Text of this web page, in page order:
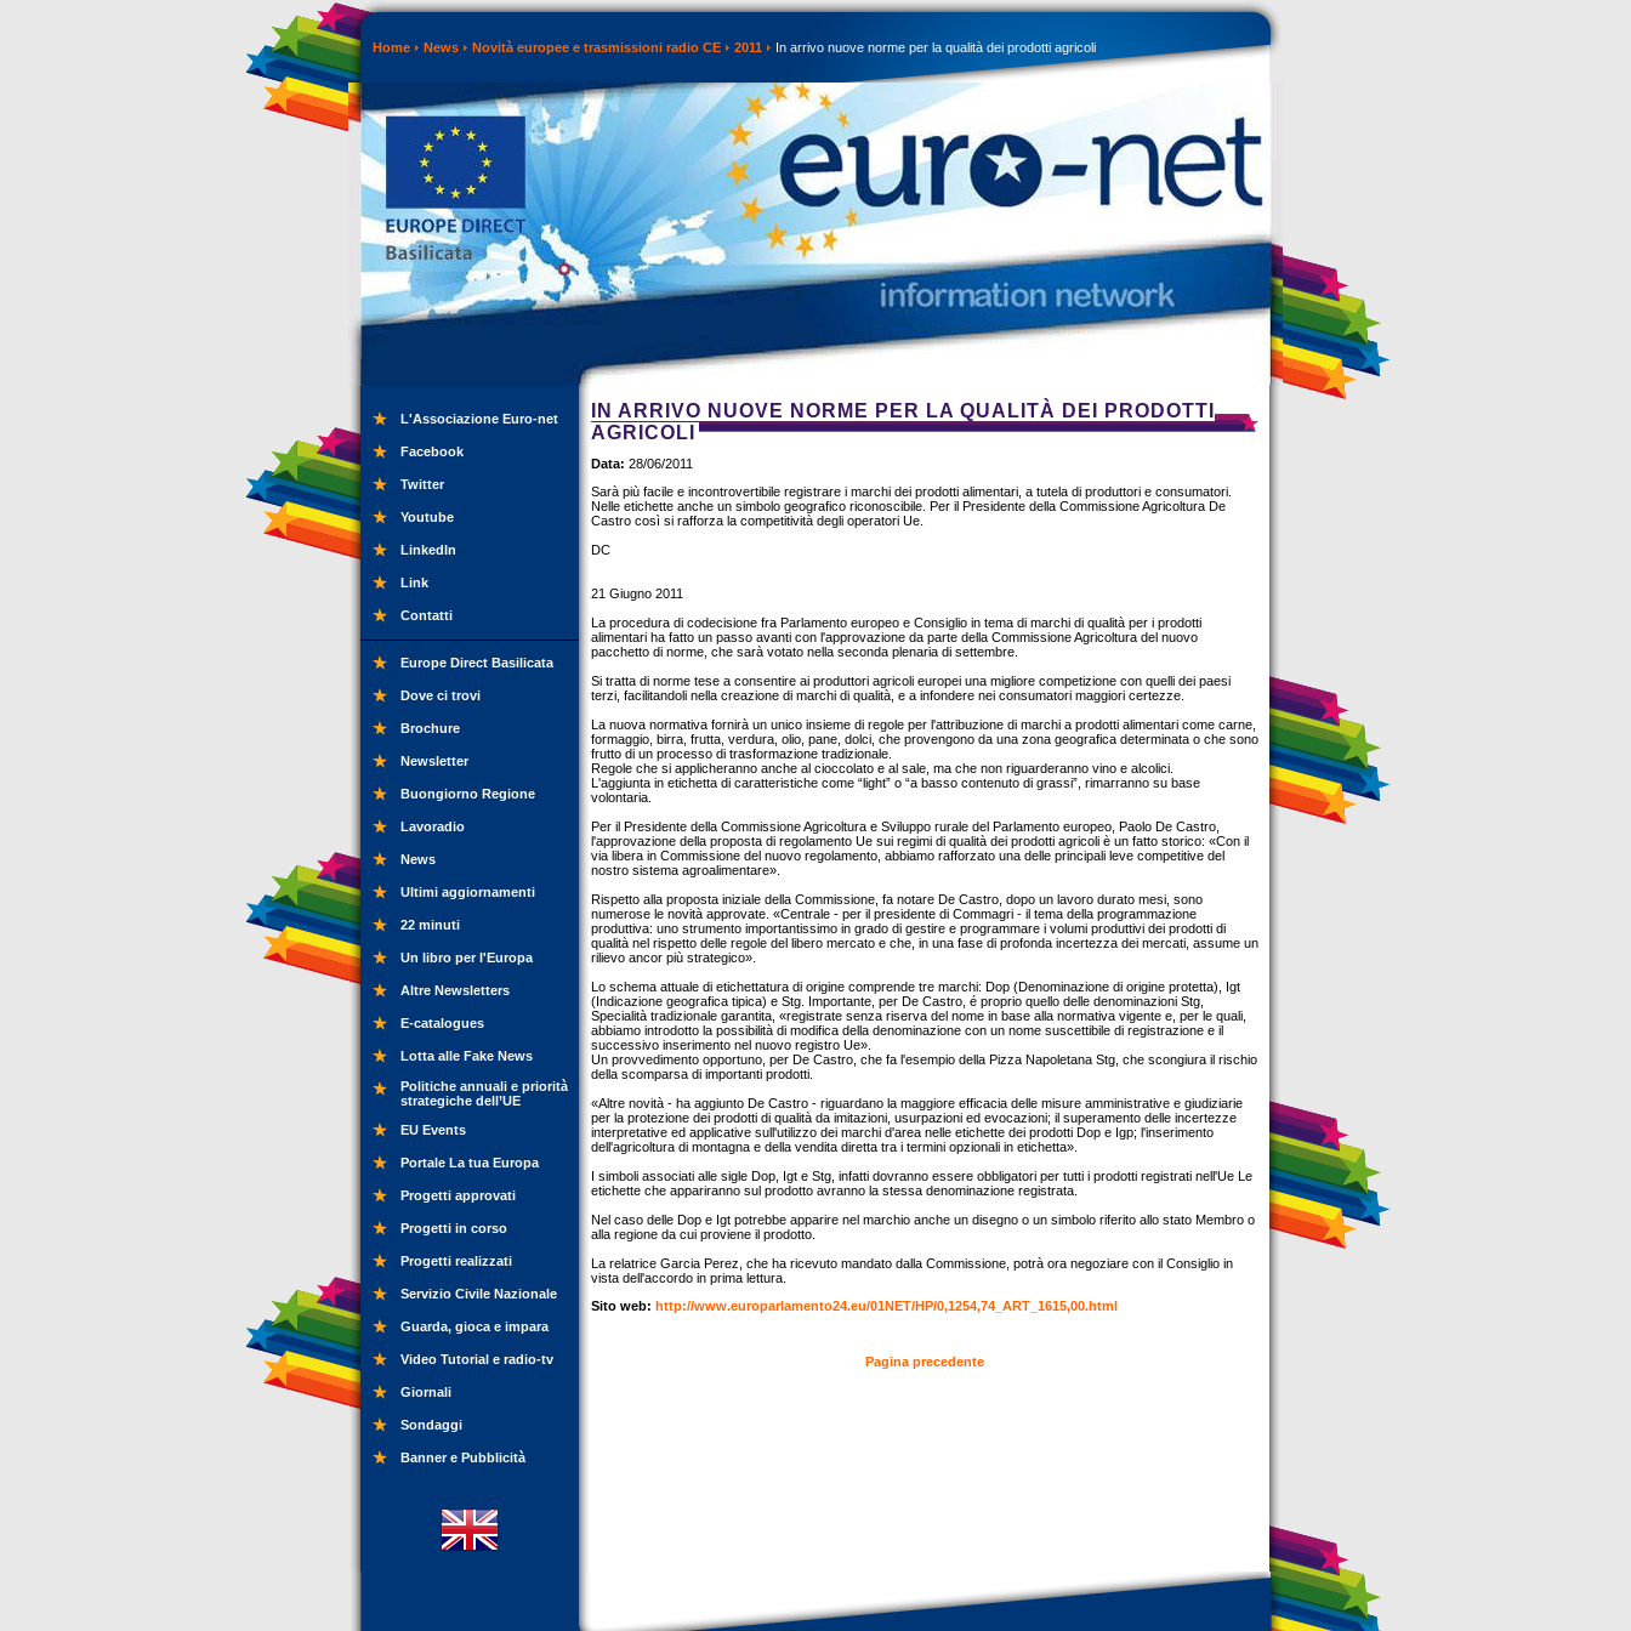
Home News Novità europee e trasmissioni radio CE 2011 In arrivo nuove norme per la qualità dei prodotti agricoli
L'Associazione Euro-net
Facebook
Twitter
Youtube
LinkedIn
Link
Contatti
Europe Direct Basilicata
Dove ci trovi
Brochure
Newsletter
Buongiorno Regione
Lavoradio
News
Ultimi aggiornamenti
22 minuti
Un libro per l'Europa
Altre Newsletters
E-catalogues
Lotta alle Fake News
Politiche annuali e priorità
strategiche dell’UE
EU Events
Portale La tua Europa
Progetti approvati
Progetti in corso
Progetti realizzati
Servizio Civile Nazionale
Guarda, gioca e impara
Video Tutorial e radio-tv
Giornali
Sondaggi
Banner e Pubblicità
IN ARRIVO NUOVE NORME PER LA QUALITÀ DEI PRODOTTI
AGRICOLI
Data: 28/06/2011
Sarà più facile e incontrovertibile registrare i marchi dei prodotti alimentari, a tutela di produttori e consumatori.
Nelle etichette anche un simbolo geografico riconoscibile. Per il Presidente della Commissione Agricoltura De
Castro così si rafforza la competitività degli operatori Ue.
DC
21 Giugno 2011
La procedura di codecisione fra Parlamento europeo e Consiglio in tema di marchi di qualità per i prodotti
alimentari ha fatto un passo avanti con l'approvazione da parte della Commissione Agricoltura del nuovo
pacchetto di norme, che sarà votato nella seconda plenaria di settembre.
Si tratta di norme tese a consentire ai produttori agricoli europei una migliore competizione con quelli dei paesi
terzi, facilitandoli nella creazione di marchi di qualità, e a infondere nei consumatori maggiori certezze.
La nuova normativa fornirà un unico insieme di regole per l'attribuzione di marchi a prodotti alimentari come carne,
formaggio, birra, frutta, verdura, olio, pane, dolci, che provengono da una zona geografica determinata o che sono
frutto di un processo di trasformazione tradizionale.
Regole che si applicheranno anche al cioccolato e al sale, ma che non riguarderanno vino e alcolici.
L'aggiunta in etichetta di caratteristiche come “light” o “a basso contenuto di grassi”, rimarranno su base
volontaria.
Per il Presidente della Commissione Agricoltura e Sviluppo rurale del Parlamento europeo, Paolo De Castro,
l'approvazione della proposta di regolamento Ue sui regimi di qualità dei prodotti agricoli è un fatto storico: «Con il
via libera in Commissione del nuovo regolamento, abbiamo rafforzato una delle principali leve competitive del
nostro sistema agroalimentare».
Rispetto alla proposta iniziale della Commissione, fa notare De Castro, dopo un lavoro durato mesi, sono
numerose le novità approvate. «Centrale - per il presidente di Commagri - il tema della programmazione
produttiva: uno strumento importantissimo in grado di gestire e programmare i volumi produttivi dei prodotti di
qualità nel rispetto delle regole del libero mercato e che, in una fase di profonda incertezza dei mercati, assume un
rilievo ancor più strategico».
Lo schema attuale di etichettatura di origine comprende tre marchi: Dop (Denominazione di origine protetta), Igt
(Indicazione geografica tipica) e Stg. Importante, per De Castro, é proprio quello delle denominazioni Stg,
Specialità tradizionale garantita, «registrate senza riserva del nome in base alla normativa vigente e, per le quali,
abbiamo introdotto la possibilità di modifica della denominazione con un nome suscettibile di registrazione e il
successivo inserimento nel nuovo registro Ue».
Un provvedimento opportuno, per De Castro, che fa l'esempio della Pizza Napoletana Stg, che scongiura il rischio
della scomparsa di importanti prodotti.
«Altre novità - ha aggiunto De Castro - riguardano la maggiore efficacia delle misure amministrative e giudiziarie
per la protezione dei prodotti di qualità da imitazioni, usurpazioni ed evocazioni; il superamento delle incertezze
interpretative ed applicative sull'utilizzo dei marchi d'area nelle etichette dei prodotti Dop e Igp; l'inserimento
dell'agricoltura di montagna e della vendita diretta tra i termini opzionali in etichetta».
I simboli associati alle sigle Dop, Igt e Stg, infatti dovranno essere obbligatori per tutti i prodotti registrati nell'Ue Le
etichette che appariranno sul prodotto avranno la stessa denominazione registrata.
Nel caso delle Dop e Igt potrebbe apparire nel marchio anche un disegno o un simbolo riferito allo stato Membro o
alla regione da cui proviene il prodotto.
La relatrice Garcia Perez, che ha ricevuto mandato dalla Commissione, potrà ora negoziare con il Consiglio in
vista dell'accordo in prima lettura.
Sito web: http://www.europarlamento24.eu/01NET/HP/0,1254,74_ART_1615,00.html
Pagina precedente